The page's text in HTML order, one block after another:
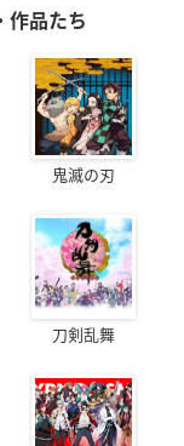
作品たち
鬼滅の刃
刀剣乱舞